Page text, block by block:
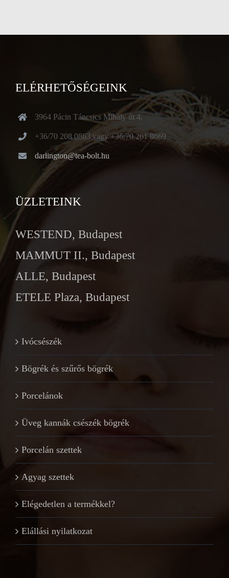
ELÉRHETŐSÉGEINK
3964 Pácin Táncsics Mihály út 4.
+36/70 208 0863 vagy +36/70 261 8669
darlington@tea-bolt.hu
ÜZLETEINK
WESTEND, Budapest
MAMMUT II., Budapest
ALLE, Budapest
ETELE Plaza, Budapest
Ivócsészék
Bögrék és szűrős bögrék
Porcelánok
Üveg kannák csészék bögrék
Porcelán szettek
Agyag szettek
Elégedetlen a termékkel?
Elállási nyilatkozat